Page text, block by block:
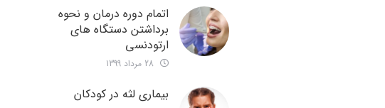
اتمام دوره درمان و نحوه
برداشتن دستگاه های
ارتودنسی
بیماری لثه در کودکان